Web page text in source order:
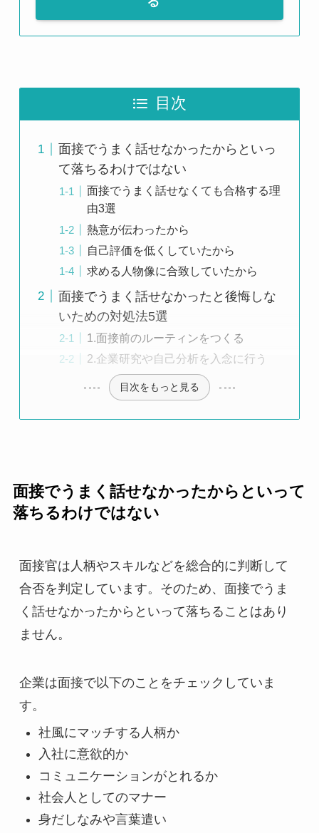
目次
面接でうまく話せなかったからといっ
て落ちるわけではない
面接でうまく話せなくても合格する理
由3選
熱意が伝わったから
自己評価を低くしていたから
求める人物像に合致していたから
面接でうまく話せなかったと後悔しな
いための対処法5選
1.面接前のルーティンをつくる
2.企業研究や自己分析を入念に行う
目次をもっと見る
面接でうまく話せなかったからといって
落ちるわけではない
面接官は人柄やスキルなどを総合的に判断して
合否を判定しています。そのため、面接でうま
く話せなかったからといって落ちることはあり
ません。
企業は面接で以下のことをチェックしていま
す。
社風にマッチする人柄か
入社に意欲的か
コミュニケーションがとれるか
社会人としてのマナー
身だしなみや言葉遣い